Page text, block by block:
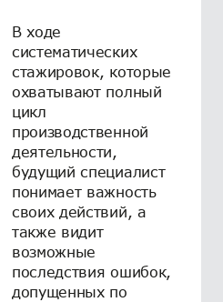
В ходе
систематических
стажировок, которые
охватывают полный
цикл
производственной
деятельности,
будущий специалист
понимает важность
своих действий, а
также видит
возможные
последствия ошибок,
допущенных по